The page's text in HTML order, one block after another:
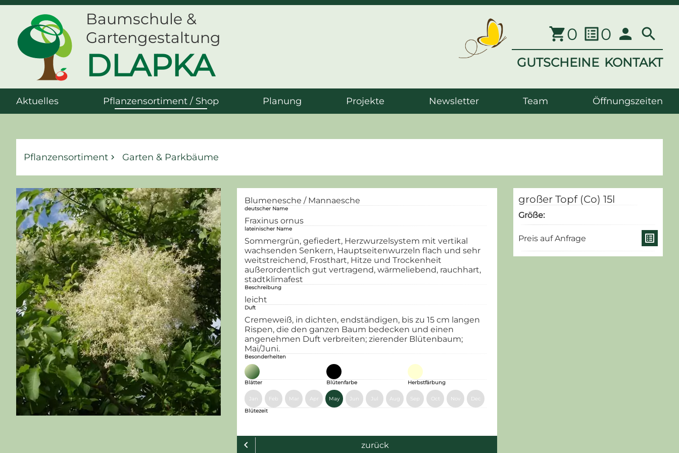
Baumschule &
Gartengestaltung
DLAPKA
shopping_cart0 list_alt 0 person search
GUTSCHEINE KONTAKT
Aktuelles Pflanzensortiment / Shop Planung Projekte Newsletter Team Öffnungszeiten
Pflanzensortiment keyboard_arrow_right Garten & Parkbäume
Blumenesche / Mannaesche
deutscher Name
Fraxinus ornus
lateinischer Name
Sommergrün, gefiedert, Herzwurzelsystem mit vertikal
wachsenden Senkern, Hauptseitenwurzeln flach und sehr
weitstreichend, Frosthart, Hitze und Trockenheit
außerordentlich gut vertragend, wärme­liebend, rauchhart,
stadtklimafest
Beschreibung
leicht
Duft
Cremeweiß, in dichten, endständigen, bis zu 15 cm langen
Rispen, die den ganzen Baum bedecken und einen
angenehmen Duft verbreiten; zierender Blütenbaum;
Mai/Juni.
Besonderheiten
Blätter Blütenfarbe Herbstfärbung
Jan Feb Mar Apr May Jun Jul Aug Sep Oct Nov
Dec
Blütezeit
chevron_left zurück
großer Topf (Co) 15l
Größe:
Preis auf Anfrage list_alt